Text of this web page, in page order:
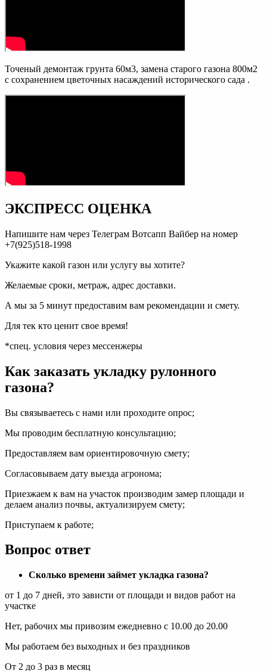
Точеный демонтаж грунта 60м3, замена старого газона 800м2
с сохранением цветочных насаждений исторического сада .
ЭКСПРЕСС ОЦЕНКА
Напишите нам через Телеграм Вотсапп Вайбер на номер
+7(925)518-1998
Укажите какой газон или услугу вы хотите?
Желаемые сроки, метраж, адрес доставки.
А мы за 5 минут предоставим вам рекомендации и смету.
Для тек кто ценит свое время!
*спец. условия через мессенжеры
Как заказать укладку рулонного
газона?
Вы связываетесь с нами или проходите опрос;
Мы проводим бесплатную консультацию;
Предоставляем вам ориентировочную смету;
Согласовываем дату выезда агронома;
Приезжаем к вам на участок производим замер площади и
делаем анализ почвы, актуализируем смету;
Приступаем к работе;
Вопрос ответ
Сколько времени займет укладка газона?
от 1 до 7 дней, это зависти от площади и видов работ на
участке
Нет, рабочих мы привозим ежедневно с 10.00 до 20.00
Мы работаем без выходных и без праздников
От 2 до 3 раз в месяц